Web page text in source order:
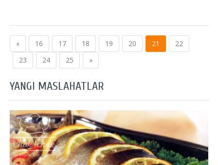
« 16 17 18 19 20 21
22
23
24 25 »
YANGI MASLAHATLAR